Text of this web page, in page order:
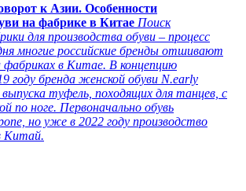
к Азии. Особенности
на фабрике в Китае Поиск
для производства обуви – процесс
многие российские бренды отшивают
фабриках в Китае. В концепцию
году бренда женской обуви N.early
выпуска туфель, походящих для танцев, с
по ноге. Первоначально обувь
но уже в 2022 году производство
Китай.